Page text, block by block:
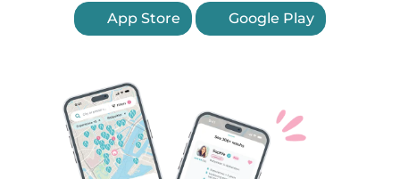
App Store Google Play